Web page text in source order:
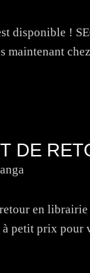
disponible !
DE
en
petit prix